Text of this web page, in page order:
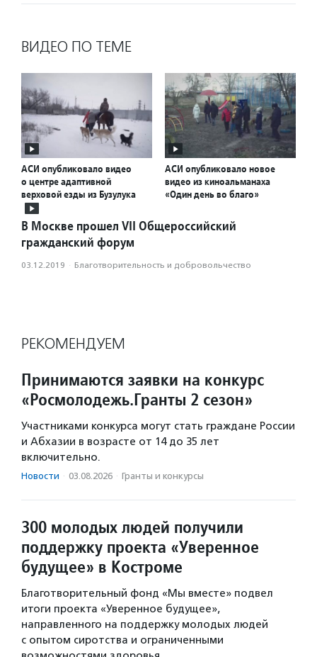
ВИДЕО ПО ТЕМЕ
АСИ опубликовало видео
о центре адаптивной
верховой езды из Бузулука
АСИ опубликовало новое
видео из киноальманаха
«Один день во благо»
В Москве прошел VII Общероссийский
гражданский форум
03.12.2019 · Благотвори­тель­ность и доброволь­чест­во
РЕКОМЕНДУЕМ
Принимаются заявки на конкурс
«Росмолодежь.Гранты 2 сезон»
Участниками конкурса могут стать граждане России
и Абхазии в возрасте от 14 до 35 лет
включительно.
Новости · 03.08.2026 · Гранты и конкурсы
300 молодых людей получили
поддержку проекта «Уверенное
будущее» в Костроме
Благотворительный фонд «Мы вместе» подвел
итоги проекта «Уверенное будущее»,
направленного на поддержку молодых людей
с опытом сиротства и ограниченными